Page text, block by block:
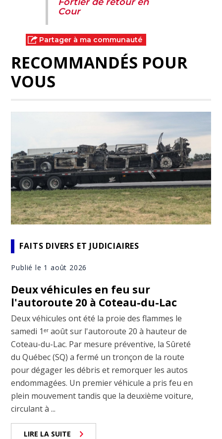
Cour
Partager à ma communauté
RECOMMANDÉS POUR
VOUS
FAITS DIVERS ET JUDICIAIRES
Publié le 1 août 2026
Deux véhicules en feu sur
l'autoroute 20 à Coteau-du-Lac
Deux véhicules ont été la proie des flammes le
samedi 1ᵉʳ août sur l'autoroute 20 à hauteur de
Coteau-du-Lac. Par mesure préventive, la Sûreté
du Québec (SQ) a fermé un tronçon de la route
pour dégager les débris et remorquer les autos
endommagées. Un premier véhicule a pris feu en
plein mouvement tandis que la deuxième voiture,
circulant à ...
LIRE LA SUITE